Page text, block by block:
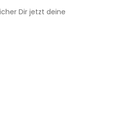
Dir jetzt deine